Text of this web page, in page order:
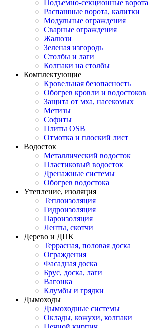
Подъемно-секционные ворота
Распашные ворота, калитки
Модульные ограждения
Сварные ограждения
Жалюзи
Зеленая изгородь
Столбы и лаги
Колпаки на столбы
Комплектующие
Кровельная безопасность
Обогрев кровли и водостоков
Защита от мха, насекомых
Метизы
Софиты
Плиты OSB
Отмотка и плоский лист
Водосток
Металлический водосток
Пластиковый водосток
Дренажные системы
Обогрев водостока
Утепление, изоляция
Теплоизоляция
Гидроизоляция
Пароизоляция
Ленты, скотчи
Дерево и ДПК
Террасная, половая доска
Ограждения
Фасадная доска
Брус, доска, лаги
Вагонка
Клумбы и грядки
Дымоходы
Дымоходные системы
Оклады, кожухи, колпаки